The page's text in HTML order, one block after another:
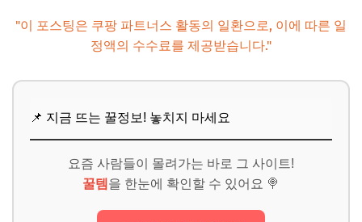
"이 포스팅은 쿠팡 파트너스 활동의 일환으로, 이에 따른 일
정액의 수수료를 제공받습니다."
📌 지금 뜨는 꿀정보! 놓치지 마세요
요즘 사람들이 몰려가는 바로 그 사이트!
꿀템 을 한눈에 확인할 수 있어요 🍭